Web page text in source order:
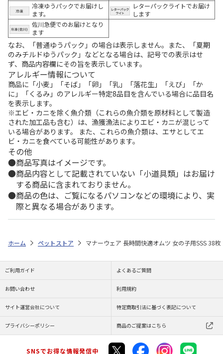
冷凍ゆうパックでお届けし
ます。
レターパックライトでお届け
します
佐川急便でのお届けとなり
ます
なお、「普通ゆうパック」の場合は表示しません。また、「夏期
のみチルドゆうパック」などとなる場合は、記号での表示はせ
ず、商品内容欄にその旨を表示しています。
アレルギー情報について
商品に「小麦」「そば」「卵」「乳」「落花生」「えび」「か
に」「くるみ」のアレルギー特定8品目を含んでいる場合に品目名
を表示します。
※エビ・カニを除く魚介類（これらの魚介類を原材料として製造
された加工品も含む）は、漁獲漁法によりエビ・カニが混じって
いる場合があります。 また、これらの魚介類は、エサとしてエ
ビ・カニを食べている可能性があります。
その他
商品写真はイメージです。
商品内容として記載されていない「小道具類」はお届け
する商品に含まれておりません。
商品の色は、ご覧になるパソコンなどの環境により、実
際と異なる場合があります。
ホーム ペットストア マナーウェア 長時間快適オムツ 女の子用SSS 38枚
ご利用ガイド よくあるご質問
お問い合わせ 利用規約
サイト運営会社について 特定商取引法に基づく表記について
プライバシーポリシー 商品のご提案はこちら
SNSでお得な情報発信中